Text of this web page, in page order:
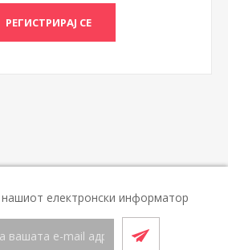
електронски информатор